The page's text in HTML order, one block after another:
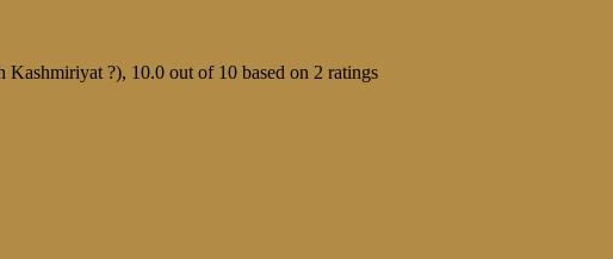
Kashmiriyat ?), 10.0 out of 10 based on 2 ratings